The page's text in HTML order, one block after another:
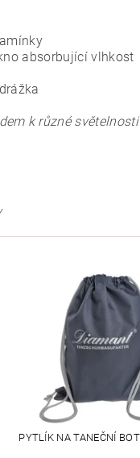
absorbující vlhkost
k různé
PYTLÍK NA TANEČNÍ